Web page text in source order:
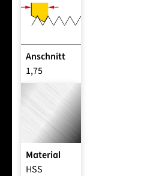
Anschnitt
1,75
Material
HSS